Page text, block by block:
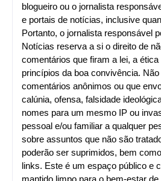
blogueiro ou o jornalista
e portais de notícias, inclusive
Portanto, o jornalista responsável
Notícias reserva a si o direito de
comentários que firam a lei, a
princípios da boa convivência.
comentários anônimos ou que
calúnia, ofensa, falsidade
nomes para um mesmo IP ou
pessoal e/ou familiar a qualquer
sobre assuntos que não são
poderão ser suprimidos, bem
links. Este é um espaço público e
mantido limpo para o bem-estar de